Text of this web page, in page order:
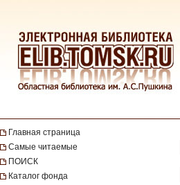
Главная страница
Самые читаемые
ПОИСК
Каталог фонда